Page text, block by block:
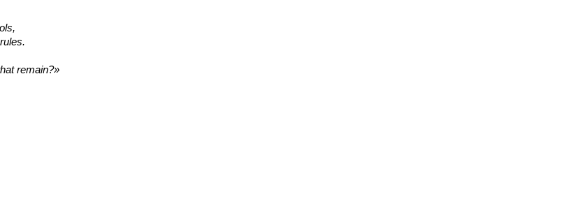
remain?